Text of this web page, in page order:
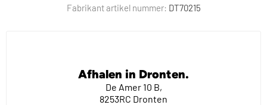
Fabrikant artikel nummer: DT70215
Afhalen in Dronten.
De Amer 10 B,
8253RC Dronten